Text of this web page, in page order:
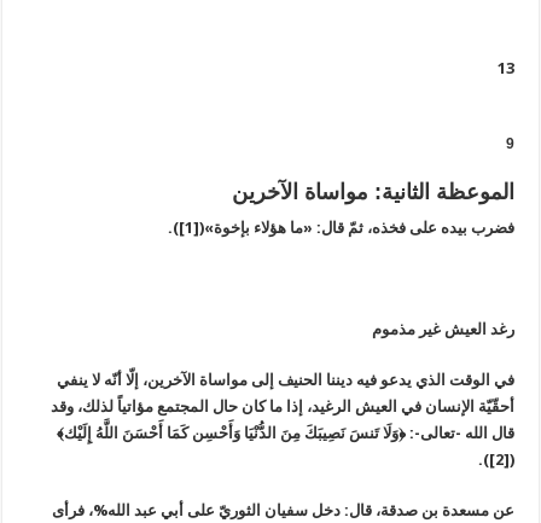
13
9
الموعظة الثانية: مواساة الآخرين
فضرب بيده على فخذه، ثمّ قال: «ما هؤلاء بإخوة»([1]).
رغد العيش غير مذموم
في الوقت الذي يدعو فيه ديننا الحنيف إلى مواساة الآخرين، إلّا أنّه لا ينفي
أحقّيّة الإنسان في العيش الرغيد، إذا ما كان حال المجتمع مؤاتياً لذلك، وقد
قال الله -تعالى-: ﴿وَلَا تَنسَ نَصِيبَكَ مِنَ الدُّنْيَا وَأَحْسِن كَمَا أَحْسَنَ اللَّهُ إِلَيْك﴾
([2]).
عن مسعدة بن صدقة، قال: دخل سفيان الثوريّ على أبي عبد الله%، فرأى